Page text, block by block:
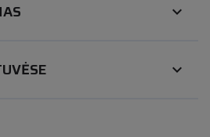
expand_more
expand_more